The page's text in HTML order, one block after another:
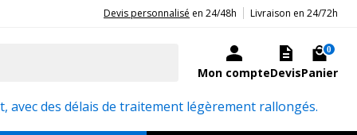
20ans d'expérience aux côtés des professionnels et acteurs publics.
Devis personnalisé en 24/48h Livraison en 24/72h
Mon compteDevisPanier
0
des délais de traitement légèrement rallongés.